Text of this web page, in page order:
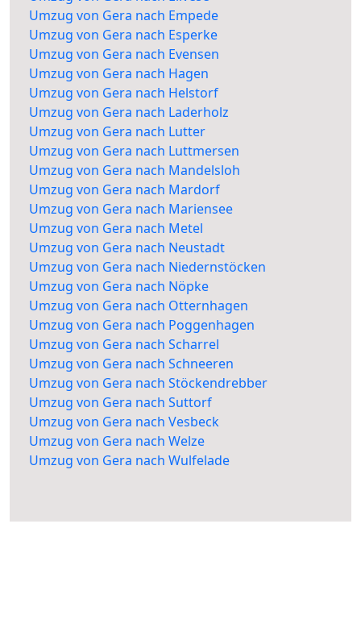
Umzug von Gera nach Empede
Umzug von Gera nach Esperke
Umzug von Gera nach Evensen
Umzug von Gera nach Hagen
Umzug von Gera nach Helstorf
Umzug von Gera nach Laderholz
Umzug von Gera nach Lutter
Umzug von Gera nach Luttmersen
Umzug von Gera nach Mandelsloh
Umzug von Gera nach Mardorf
Umzug von Gera nach Mariensee
Umzug von Gera nach Metel
Umzug von Gera nach Neustadt
Umzug von Gera nach Niedernstöcken
Umzug von Gera nach Nöpke
Umzug von Gera nach Otternhagen
Umzug von Gera nach Poggenhagen
Umzug von Gera nach Scharrel
Umzug von Gera nach Schneeren
Umzug von Gera nach Stöckendrebber
Umzug von Gera nach Suttorf
Umzug von Gera nach Vesbeck
Umzug von Gera nach Welze
Umzug von Gera nach Wulfelade